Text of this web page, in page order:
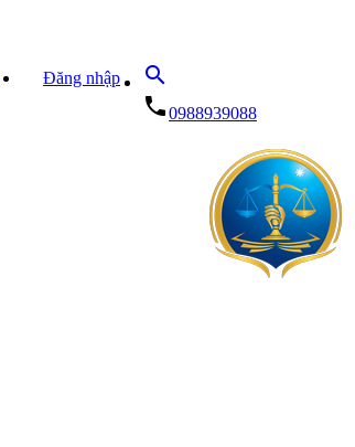
Đăng nhập
search
local_phone0988939088